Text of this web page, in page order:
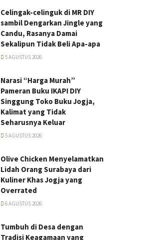
Celingak-celinguk di MR DIY
sambil Dengarkan Jingle yang
Candu, Rasanya Damai
Sekalipun Tidak Beli Apa-apa
5 AGUSTUS 2026
Narasi “Harga Murah”
Pameran Buku IKAPI DIY
Singgung Toko Buku Jogja,
Kalimat yang Tidak
Seharusnya Keluar
5 AGUSTUS 2026
Olive Chicken Menyelamatkan
Lidah Orang Surabaya dari
Kuliner Khas Jogja yang
Overrated
6 AGUSTUS 2026
Tumbuh di Desa dengan
Tradisi Keagamaan yang